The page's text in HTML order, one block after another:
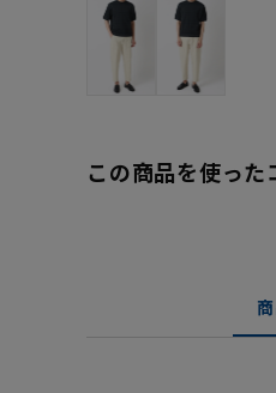
この商品を使った